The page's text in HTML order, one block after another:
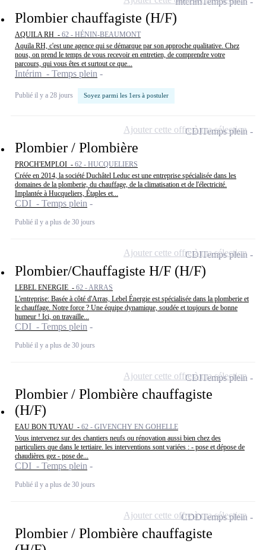
Plombier chauffagiste (H/F)
AQUILA RH - 62 - HÉNIN-BEAUMONT
Aquila RH, c'est une agence qui se démarque par son approche qualitative. Chez
nous, on prend le temps de vous recevoir en entretien, de comprendre votre
parcours, qui vous êtes et surtout ce que...
Intérim - Temps plein
Publié il y a 28 jours Soyez parmi les 1ers à postuler
Plombier / Plombière
PROCH'EMPLOI - 62 - HUCQUELIERS
Créée en 2014, la société Duchâtel Leduc est une entreprise spécialisée dans les
domaines de la plomberie, du chauffage, de la climatisation et de l'électricité.
Implantée à Hucqueliers, Étaples et...
CDI - Temps plein
Publié il y a plus de 30 jours
CDITemps plein
Ajouter cette offre à ma sélection
Plombier/Chauffagiste H/F (H/F)
LEBEL ENERGIE - 62 - ARRAS
L'entreprise: Basée à côté d'Arras, Lebel Énergie est spécialisée dans la plomberie et
le chauffage. Notre force ? Une équipe dynamique, soudée et toujours de bonne
humeur ! Ici, on travaille...
CDI - Temps plein
Publié il y a plus de 30 jours
CDITemps plein
Ajouter cette offre à ma sélection
Plombier / Plombière chauffagiste
(H/F)
EAU BON TUYAU - 62 - GIVENCHY EN GOHELLE
Vous intervenez sur des chantiers neufs ou rénovation aussi bien chez des
particuliers que dans le tertiaire. les interventions sont variées : - pose et dépose de
chaudières gez - pose de...
CDI - Temps plein
Publié il y a plus de 30 jours
CDITemps plein
Ajouter cette offre à ma sélection
Plombier / Plombière chauffagiste
CDDTemps plein
Ajouter cette offre à ma sélection